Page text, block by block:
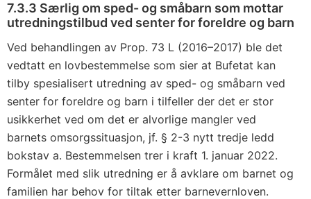
7.3.3 Særlig om sped- og småbarn som mottar
utredningstilbud ved senter for foreldre og barn
Ved behandlingen av Prop. 73 L (2016–2017) ble det
vedtatt en lovbestemmelse som sier at Bufetat kan
tilby spesialisert utredning av sped- og småbarn ved
senter for foreldre og barn i tilfeller der det er stor
usikkerhet ved om det er alvorlige mangler ved
barnets omsorgssituasjon, jf. § 2-3 nytt tredje ledd
bokstav a. Bestemmelsen trer i kraft 1. januar 2022.
Formålet med slik utredning er å avklare om barnet og
familien har behov for tiltak etter barnevernloven.